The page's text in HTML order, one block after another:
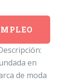
en
de moda